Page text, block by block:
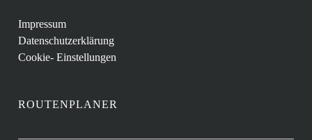
Impressum
Datenschutzerklärung
Cookie- Einstellungen
ROUTENPLANER